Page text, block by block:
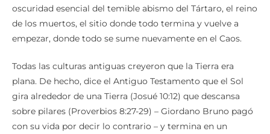
oscuridad esencial del temible abismo del Tártaro, el reino
de los muertos, el sitio donde todo termina y vuelve a
empezar, donde todo se sume nuevamente en el Caos.
Todas las culturas antiguas creyeron que la Tierra era
plana. De hecho, dice el Antiguo Testamento que el Sol
gira alrededor de una Tierra (Josué 10:12) que descansa
sobre pilares (Proverbios 8:27-29) – Giordano Bruno pagó
con su vida por decir lo contrario – y termina en un